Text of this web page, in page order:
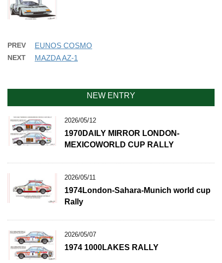
PREV EUNOS COSMO
NEXT MAZDA AZ-1
NEW ENTRY
2026/05/12
1970DAILY MIRROR LONDON-
MEXICOWORLD CUP RALLY
2026/05/11
1974London-Sahara-Munich world cup
Rally
2026/05/07
1974 1000LAKES RALLY